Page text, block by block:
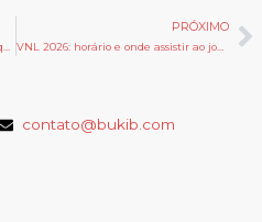
Nova smartband da Google permite que usuários criem pulseiras em casa
PRÓXIMO
VNL 2026: horário e onde assistir ao jogo de vôlei feminino do Brasil hoje
contato@bukib.com